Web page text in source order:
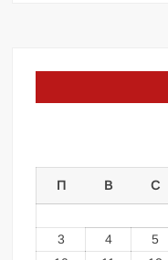
П В С
3
4 5